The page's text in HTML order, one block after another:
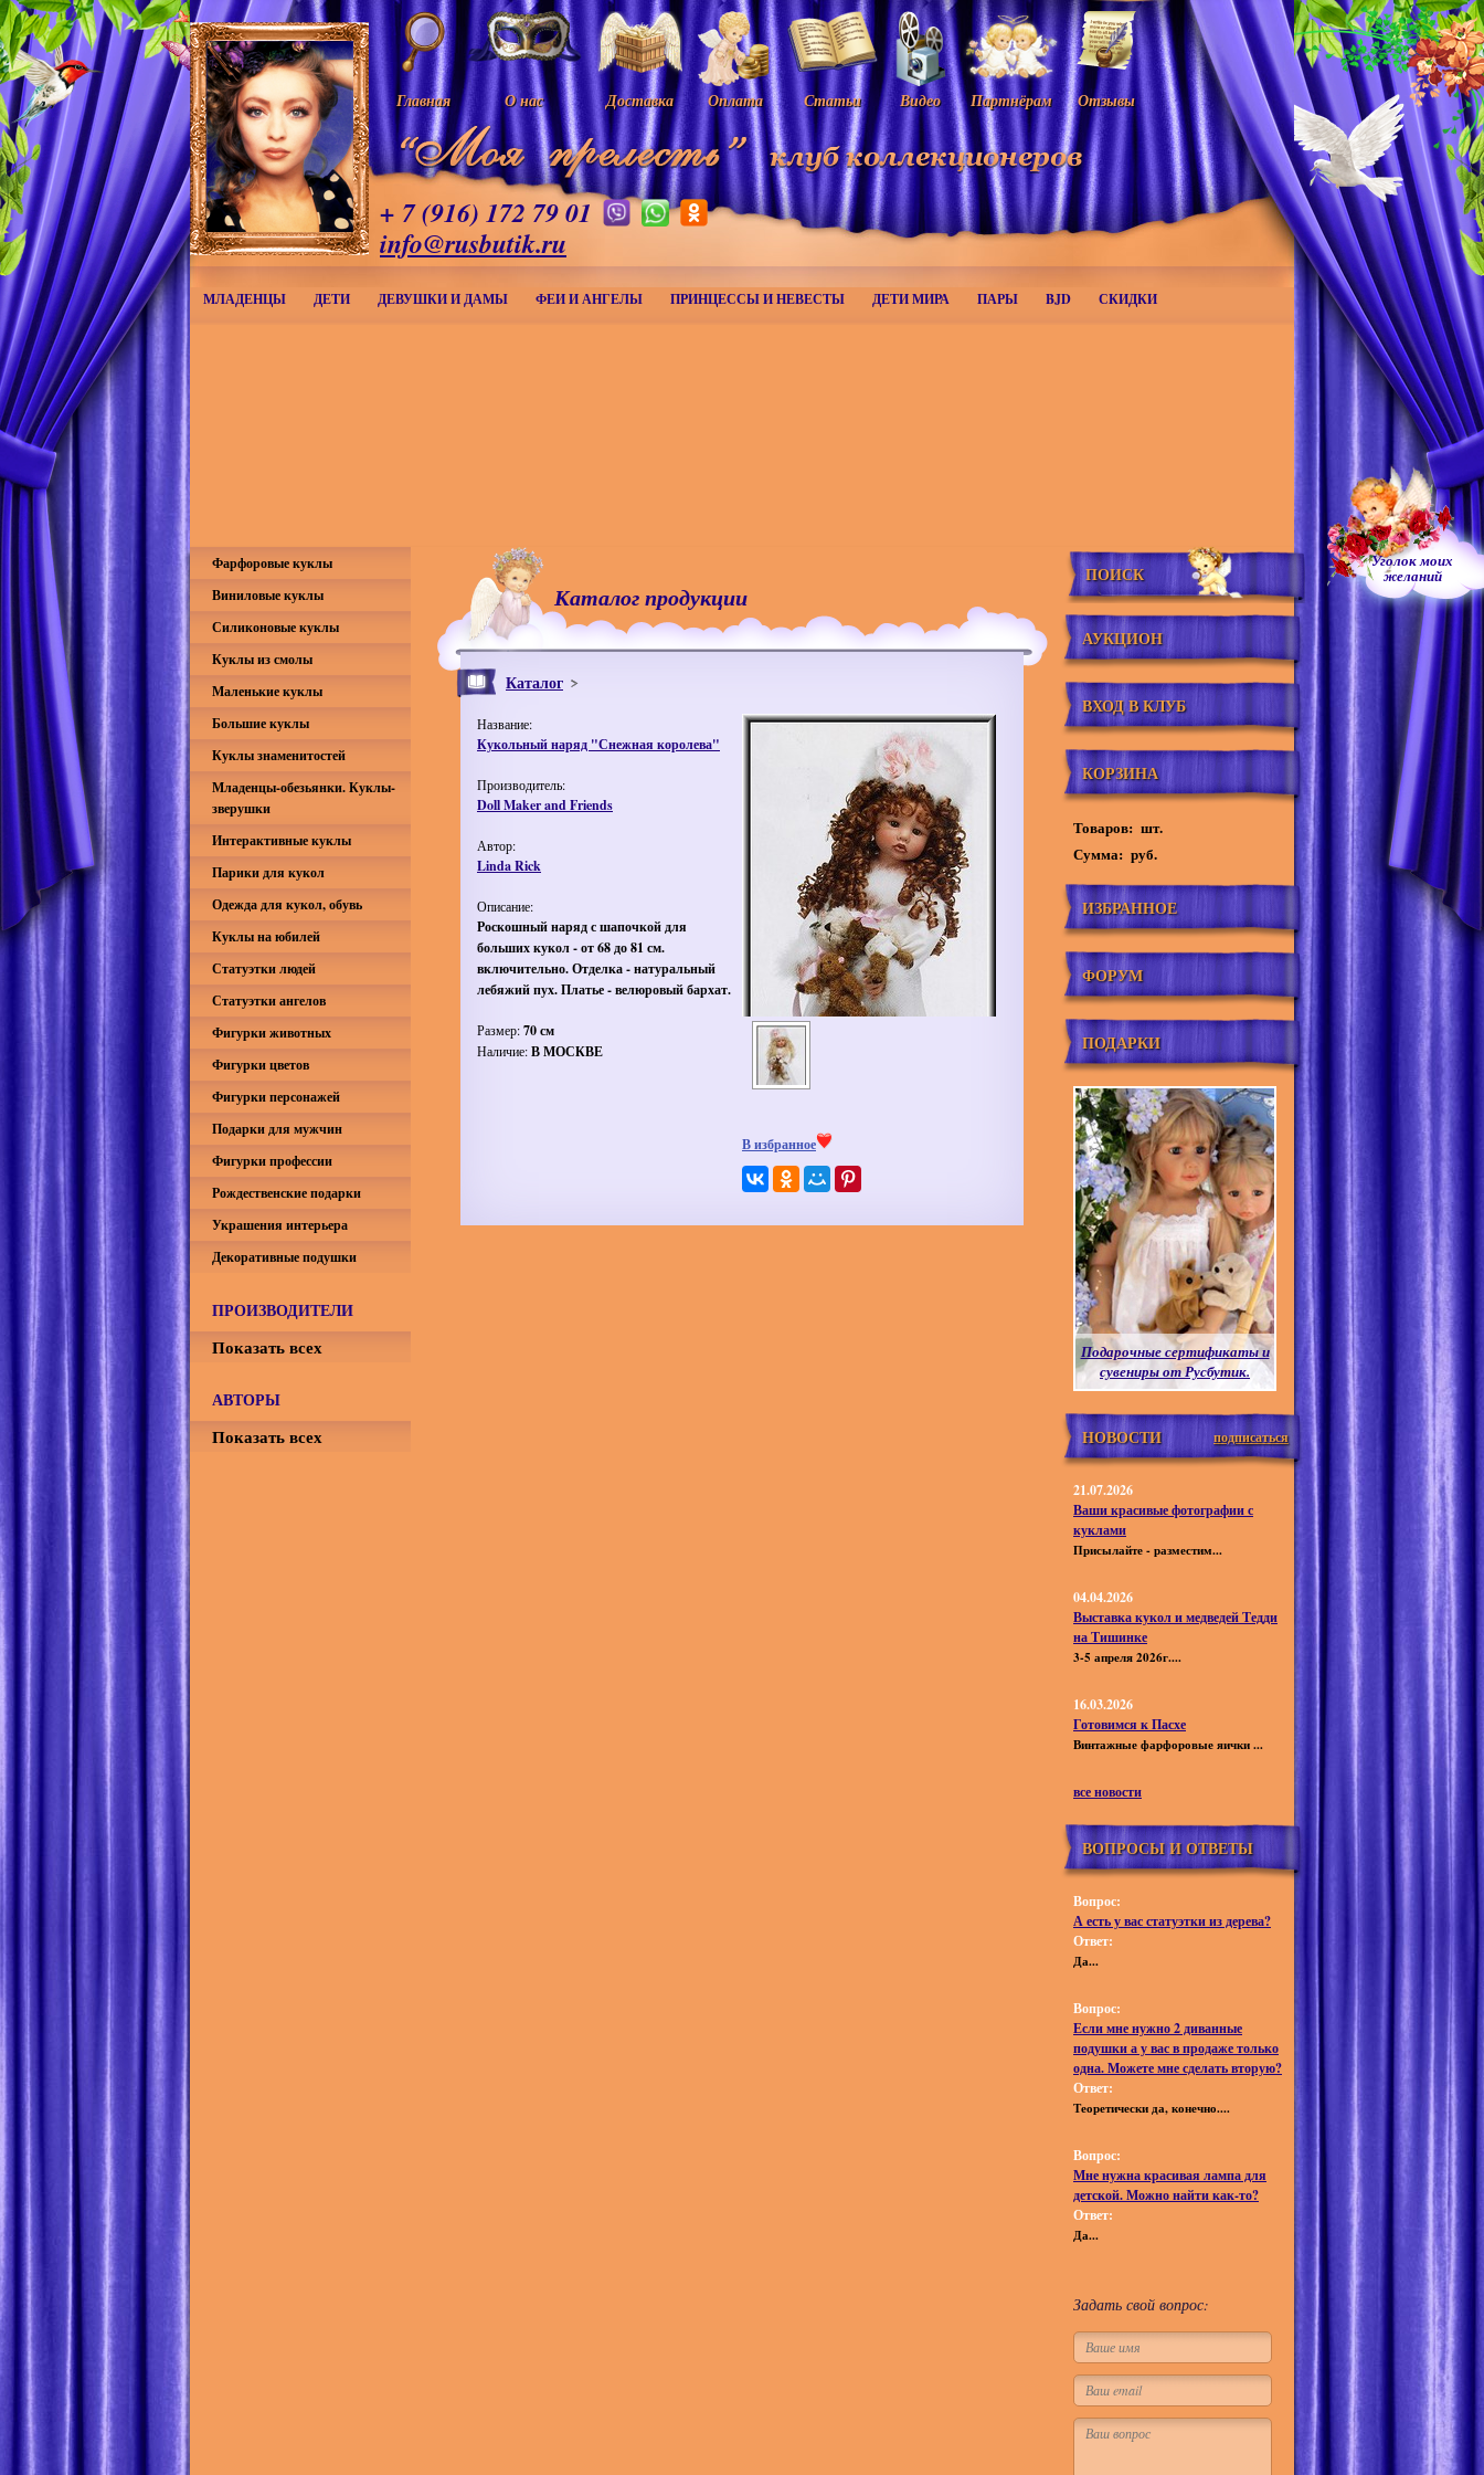
Главная О нас Доставка Оплата Статьи Видео Партнёрам Отзывы
+ 7 (916) 172 79 01
info@rusbutik.ru
МЛАДЕНЦЫ ДЕТИ ДЕВУШКИ И ДАМЫ ФЕИ И АНГЕЛЫ ПРИНЦЕССЫ И НЕВЕСТЫ ДЕТИ МИРА ПАРЫ BJD СКИДКИ
Уголок моих
желаний
Каталог продукции
Каталог
Название:
Кукольный наряд "Снежная королева"
Производитель:
Doll Maker and Friends
Автор:
Linda Rick
Описание:
Роскошный наряд с шапочкой для
больших кукол - от 68 до 81 см.
включительно. Отделка - натуральный
лебяжий пух. Платье - велюровый бархат.
Размер:70 см
Наличие:В МОСКВЕ
В избранное
Фарфоровые куклы
Виниловые куклы
Силиконовые куклы
Куклы из смолы
Маленькие куклы
Большие куклы
Куклы знаменитостей
Младенцы-обезьянки. Куклы-
зверушки
Интерактивные куклы
Парики для кукол
Одежда для кукол, обувь
Куклы на юбилей
Статуэтки людей
Статуэтки ангелов
Фигурки животных
Фигурки цветов
Фигурки персонажей
Подарки для мужчин
Фигурки профессии
Рождественские подарки
Украшения интерьера
Декоративные подушки
ПРОИЗВОДИТЕЛИ
Показать всех
АВТОРЫ
Показать всех
ПОИСК
АУКЦИОН
ВХОД В КЛУБ
КОРЗИНА
Товаров: шт.
Сумма: руб.
ИЗБРАННОЕ
ФОРУМ
ПОДАРКИ
Подарочные сертификаты и
сувениры от Русбутик.
НОВОСТИ подписаться
21.07.2026
Ваши красивые фотографии с
куклами
Присылайте - разместим...
04.04.2026
Выставка кукол и медведей Тедди
на Тишинке
3-5 апреля 2026г....
16.03.2026
Готовимся к Пасхе
Винтажные фарфоровые яички ...
все новости
ВОПРОСЫ И ОТВЕТЫ
Вопрос:
А есть у вас статуэтки из дерева?
Ответ:
Да...
Вопрос:
Если мне нужно 2 диванные
подушки а у вас в продаже только
одна. Можете мне сделать вторую?
Ответ:
Теоретически да, конечно....
Вопрос:
Мне нужна красивая лампа для
детской. Можно найти как-то?
Ответ:
Да...
Задать свой вопрос: